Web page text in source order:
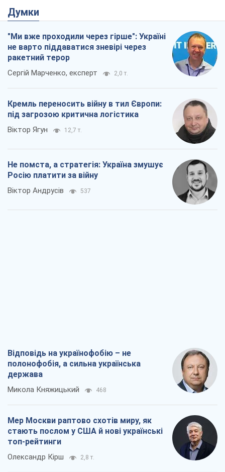
Думки
"Ми вже проходили через гірше": Україні
не варто піддаватися зневірі через
ракетний терор
Сергій Марченко, експерт 2,0 т.
Кремль переносить війну в тил Європи:
під загрозою критична логістика
Віктор Ягун 12,7 т.
Не помста, а стратегія: Україна змушує
Росію платити за війну
Віктор Андрусів 537
Відповідь на українофобію – не
полонофобія, а сильна українська
держава
Микола Княжицький 468
Мер Москви раптово схотів миру, як
стають послом у США й нові українські
топ-рейтинги
Олександр Кірш 2,8 т.